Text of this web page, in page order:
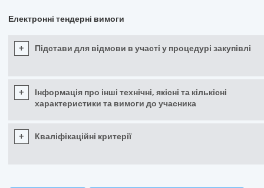
Електронні тендерні вимоги
+ Підстави для відмови в участі у процедурі закупівлі
+
Інформація про інші технічні, якісні та кількісні
характеристики та вимоги до учасника
+ Кваліфікаційні критерії